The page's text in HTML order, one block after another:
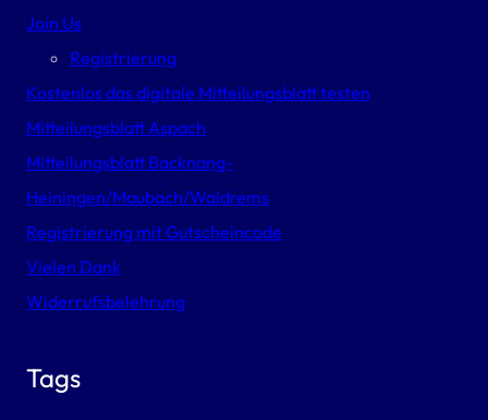
Join Us
Registrierung
Kostenlos das digitale Mitteilungsblatt testen
Mitteilungsblatt Aspach
Mitteilungsblatt Backnang-
Heiningen/Maubach/Waldrems
Registrierung mit Gutscheincode
Vielen Dank
Widerrufsbelehrung
Tags